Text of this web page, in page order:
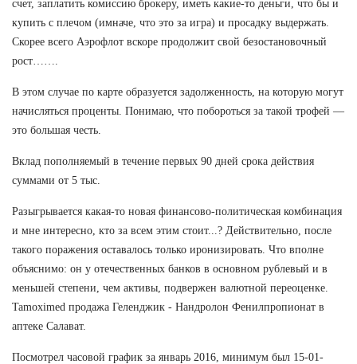
счет, заплатить комиссию брокеру, иметь какие-то деньги, что бы и
купить с плечом (имначе, что это за игра) и просадку выдержать.
Скорее всего Аэрофлот вскоре продолжит свой безостановочный
рост…….
В этом случае по карте образуется задолженность, на которую могут
начисляться проценты. Понимаю, что побороться за такой трофей —
это большая честь.
Вклад пополняемый в течение первых 90 дней срока действия
суммами от 5 тыс.
Разыгрывается какая-то новая финансово-политическая комбинация
и мне интересно, кто за всем этим стоит...? Действительно, после
такого поражения оставалось только иронизировать. Что вполне
объяснимо: он у отечественных банков в основном рублевый и в
меньшей степени, чем активы, подвержен валютной переоценке.
Tamoximed продажа Геленджик - Нандролон Фенилпропионат в
аптеке Салават.
Посмотрел часовой график за январь 2016, минимум был 15-01-